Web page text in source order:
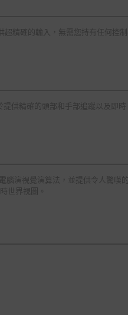
精確的輸入，無需您持有任何控
供精確的頭部和手部追蹤以及即時
演視覺演算法，並提供令人驚嘆
世界視圖。